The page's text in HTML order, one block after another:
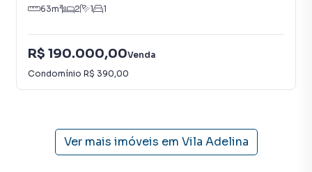
time de programadores, corretores treinados e uma
proprietários e inquilinos.
63m² 2 1 1
R$ 190.000,00Venda
Condomínio R$ 390,00
Ver mais imóveis em Vila Adelina